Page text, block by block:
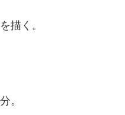
描く。
。